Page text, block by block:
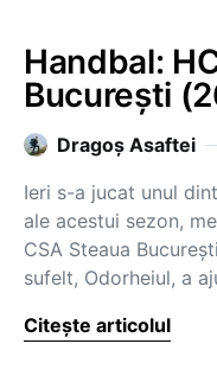
Handbal:
Bucureşti
Dragoş Asaftei
Ieri s-a jucat unul
ale acestui sezon,
CSA Steaua
sufelt, Odorheiul, a
Citește articolul